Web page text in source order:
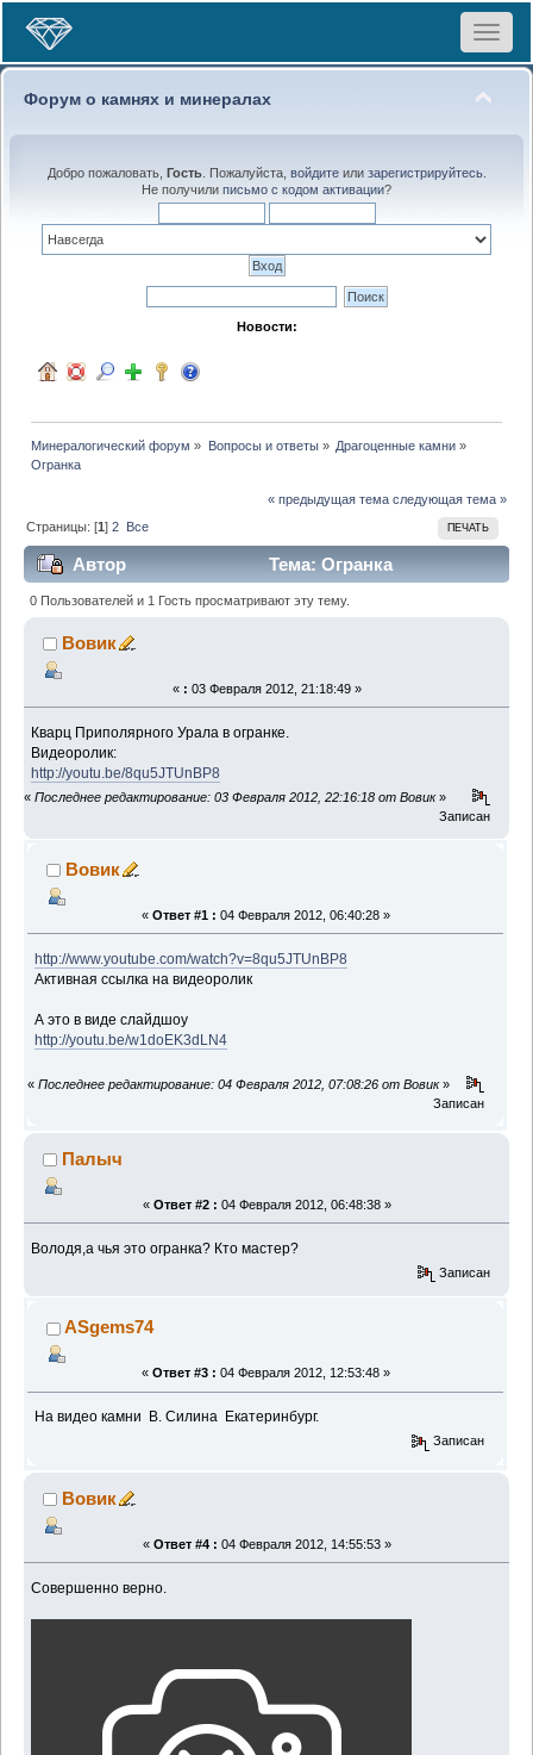
Toggle
Форум о камнях и минералах
Добро пожаловать, Гость. Пожалуйста, войдитеили зарегистрируйтесь.
Не получили письмо с кодом активации?
Новости:
Минералогический форум » Вопросы и ответы» Драгоценные камни»
Огранка
« предыдущая тема следующая тема »
ПЕЧАТЬ
Страницы: [1]2 Все
Автор
Тема: Огранка
(Прочитано 6144 раз)
0 Пользователей и 1 Гость просматривают эту тему.
Вовик
« : 03 Февраля 2012, 21:18:49 »
Кварц Приполярного Урала в огранке.
Видеоролик:
http://youtu.be/8qu5JTUnBP8
« Последнее редактирование: 03 Февраля 2012, 22:16:18 от Вовик»
Записан
Вовик
« Ответ #1 : 04 Февраля 2012, 06:40:28 »
http://www.youtube.com/watch?v=8qu5JTUnBP8
Активная ссылка на видеоролик
А это в виде слайдшоу
http://youtu.be/w1doEK3dLN4
« Последнее редактирование: 04 Февраля 2012, 07:08:26 от Вовик»
Записан
Палыч
« Ответ #2 : 04 Февраля 2012, 06:48:38 »
Володя,а чья это огранка? Кто мастер?
Записан
ASgems74
« Ответ #3 : 04 Февраля 2012, 12:53:48 »
На видео камни В. Силина Екатеринбург.
Записан
Вовик
« Ответ #4 : 04 Февраля 2012, 14:55:53 »
Совершенно верно.